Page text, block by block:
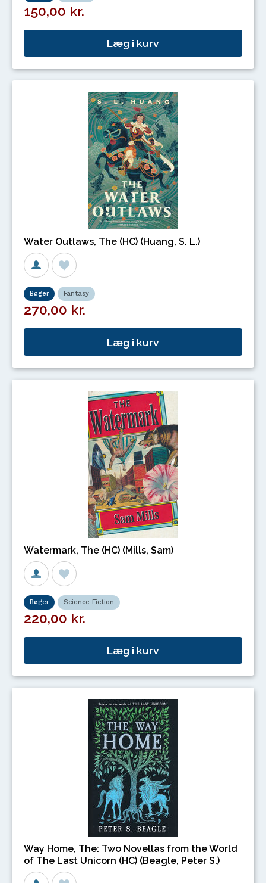
150,00 kr.
Læg i kurv
Water Outlaws, The (HC) (Huang, S. L.)
Bøger Fantasy
270,00 kr.
Læg i kurv
Watermark, The (HC) (Mills, Sam)
Bøger Science Fiction
220,00 kr.
Læg i kurv
Way Home, The: Two Novellas from the World
of The Last Unicorn (HC) (Beagle, Peter S.)